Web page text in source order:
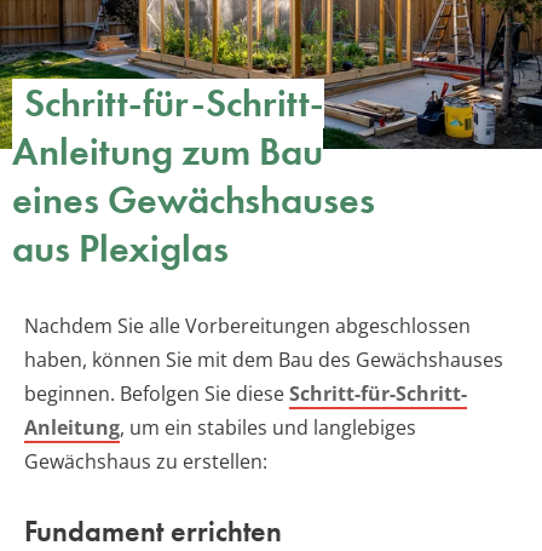
Schritt-für-Schritt-
Anleitung zum Bau
eines Gewächshauses
aus Plexiglas
Nachdem Sie alle Vorbereitungen abgeschlossen
haben, können Sie mit dem Bau des Gewächshauses
beginnen. Befolgen Sie dieseSchritt-für-Schritt-
Anleitung, um ein stabiles und langlebiges
Gewächshaus zu erstellen:
Fundament errichten